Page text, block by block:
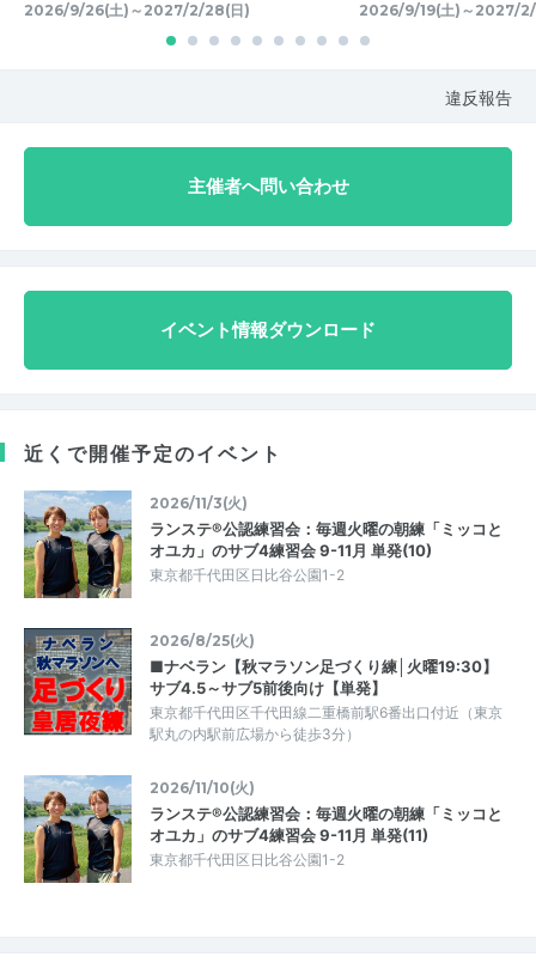
2026/9/26(土)～2027/2/28(日) 2026/9/19(土)～2027/
違反報告
主催者へ問い合わせ
イベント情報ダウンロード
近くで開催予定のイベント
2026/11/3(火)
ランステ®公認練習会：毎週火曜の朝練「ミッコと
オユカ」のサブ4練習会 9-11月 単発(10)
東京都千代田区日比谷公園1-2
2026/8/25(火)
■ナベラン【秋マラソン足づくり練│火曜19:30】
サブ4.5～サブ5前後向け【単発】
東京都千代田区千代田線二重橋前駅6番出口付近（東京
駅丸の内駅前広場から徒歩3分）
2026/11/10(火)
ランステ®公認練習会：毎週火曜の朝練「ミッコと
オユカ」のサブ4練習会 9-11月 単発(11)
東京都千代田区日比谷公園1-2